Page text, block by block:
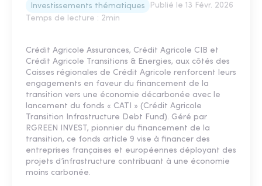
Investissements thématiques Publié le 13 Févr. 2026
Temps de lecture : 2min
Crédit Agricole Assurances, Crédit Agricole CIB et
Crédit Agricole Transitions & Energies, aux côtés des
Caisses régionales de Crédit Agricole renforcent leurs
engagements en faveur du financement de la
transition vers une économie décarbonée avec le
lancement du fonds « CATI » (Crédit Agricole
Transition Infrastructure Debt Fund). Géré par
RGREEN INVEST, pionnier du financement de la
transition, ce fonds article 9 vise à financer des
entreprises françaises et européennes déployant des
projets d’infrastructure contribuant à une économie
moins carbonée.